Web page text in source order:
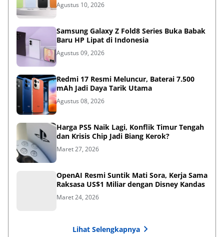
Agustus 10, 2026
Samsung Galaxy Z Fold8 Series Buka Babak
Baru HP Lipat di Indonesia
Agustus 09, 2026
Redmi 17 Resmi Meluncur, Baterai 7.500
mAh Jadi Daya Tarik Utama
Agustus 08, 2026
Harga PS5 Naik Lagi, Konflik Timur Tengah
dan Krisis Chip Jadi Biang Kerok?
Maret 27, 2026
OpenAI Resmi Suntik Mati Sora, Kerja Sama
Raksasa US$1 Miliar dengan Disney Kandas
Maret 24, 2026
Lihat Selengkapnya